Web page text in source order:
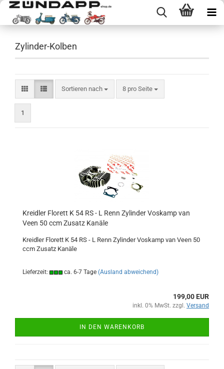
Zylinder-Kolben
Sortieren nach
Sortieren nach 8 pro Seite
pro Seite
1
Kreidler Florett K 54 RS - L Renn Zylinder Voskamp van
Veen 50 ccm Zusatz Kanäle
Kreidler Florett K 54 RS - L Renn Zylinder Voskamp van Veen 50
ccm Zusatz Kanäle
Lieferzeit: ca. 6-7 Tage (Ausland abweichend)
199,00 EUR
inkl. 0% MwSt. zzgl. Versand
IN DEN WARENKORB